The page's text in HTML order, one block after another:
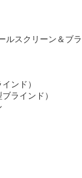
ルスクリーン＆ブラ
ンド）
ラインド）